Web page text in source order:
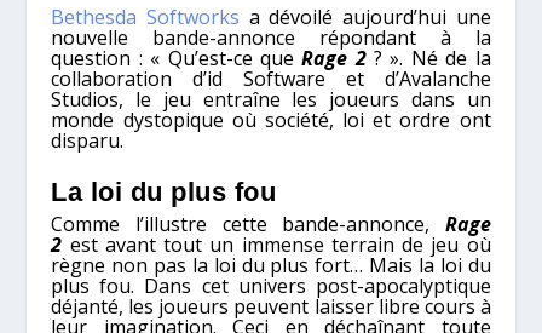
Bethesda Softworks a dévoilé aujourd’hui une
nouvelle bande-annonce répondant à la
question : « Qu’est-ce queRage 2? ». Né de la
collaboration d’id Software et d’Avalanche
Studios, le jeu entraîne les joueurs dans un
monde dystopique où société, loi et ordre ont
disparu.
La loi du plus fou
Comme l’illustre cette bande-annonce, Rage
2 est avant tout un immense terrain de jeu où
règne non pas la loi du plus fort… Mais la loi du
plus fou. Dans cet univers post-apocalyptique
déjanté, les joueurs peuvent laisser libre cours à
leur imagination. Ceci en déchaînant toute